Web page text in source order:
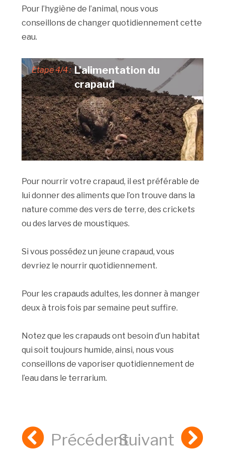
Pour l’hygiène de l’animal, nous vous
conseillons de changer quotidiennement cette
eau.
Etape 4/4 : L’alimentation du
crapaud
Pour nourrir votre crapaud, il est préférable de
lui donner des aliments que l’on trouve dans la
nature comme des vers de terre, des crickets
ou des larves de moustiques.
Si vous possédez un jeune crapaud, vous
devriez le nourrir quotidiennement.
Pour les crapauds adultes, les donner à manger
deux à trois fois par semaine peut suffire.
Notez que les crapauds ont besoin d’un habitat
qui soit toujours humide, ainsi, nous vous
conseillons de vaporiser quotidiennement de
l’eau dans le terrarium.
PrécédentSuivant